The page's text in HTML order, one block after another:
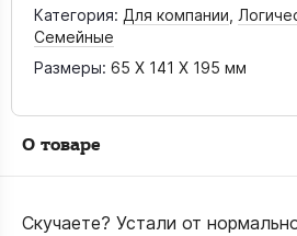
Категория: Для компании
Семейные
Размеры: 65 X 141 X 195 мм
О товаре
Скучаете? Устали от